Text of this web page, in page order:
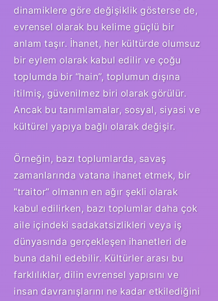
dinamiklere göre değişiklik gösterse de,
evrensel olarak bu kelime güçlü bir
anlam taşır. İhanet, her kültürde olumsuz
bir eylem olarak kabul edilir ve çoğu
toplumda bir “hain”, toplumun dışına
itilmiş, güvenilmez biri olarak görülür.
Ancak bu tanımlamalar, sosyal, siyasi ve
kültürel yapıya bağlı olarak değişir.
Örneğin, bazı toplumlarda, savaş
zamanlarında vatana ihanet etmek, bir
“traitor” olmanın en ağır şekli olarak
kabul edilirken, bazı toplumlar daha çok
aile içindeki sadakatsizlikleri veya iş
dünyasında gerçekleşen ihanetleri de
buna dahil edebilir. Kültürler arası bu
farklılıklar, dilin evrensel yapısını ve
insan davranışlarını ne kadar etkilediğini